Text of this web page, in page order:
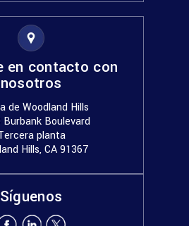
en contacto con
nosotros
de Woodland Hills
Burbank Boulevard
planta
Hills, CA 91367
Síguenos